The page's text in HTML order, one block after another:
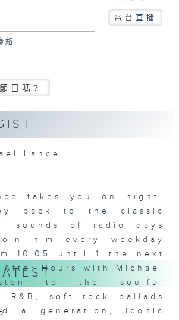
電台直播
絡
目嗎?
Lance
takes you on night-
back to the classic
sounds of radio days
him every weekday
10.05 until 1 the next
After Hours with Michael
to the soulful
R&B, soft rock ballads
a generation, iconic